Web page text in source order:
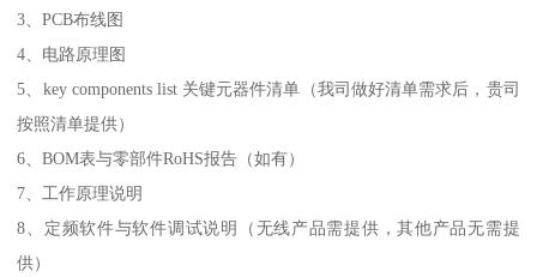
3、PCB布线图
4、电路原理图
5、key components list 关键元器件清单（我司做好清单需求后，贵司
按照清单提供）
6、BOM表与零部件RoHS报告（如有）
7、工作原理说明
8、定频软件与软件调试说明（无线产品需提供，其他产品无需提
供）